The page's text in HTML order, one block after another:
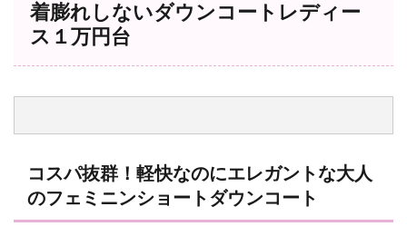
着膨れしないダウンコートレディー
ス１万円台
コスパ抜群！軽快なのにエレガントな大人
のフェミニンショートダウンコート